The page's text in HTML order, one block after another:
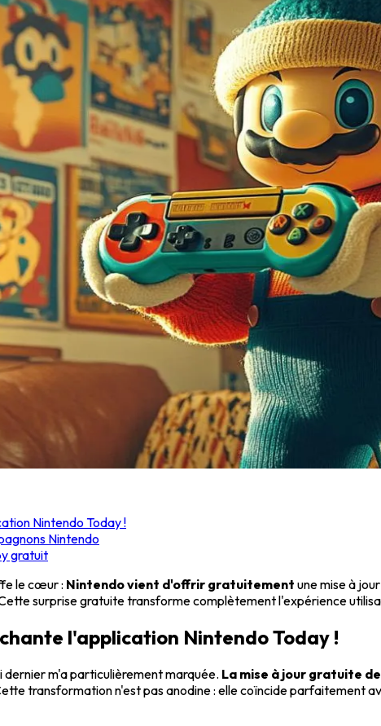
Nintendo Today !
Nintendo
gratuit
le cœur : Nintendo vient d'offrir gratuitement une mise à
surprise gratuite transforme complètement l'expérience
l'application Nintendo Today !
m'a particulièrement marquée. La mise à jour gratuite
transformation n'est pas anodine : elle coïncide parfaitement